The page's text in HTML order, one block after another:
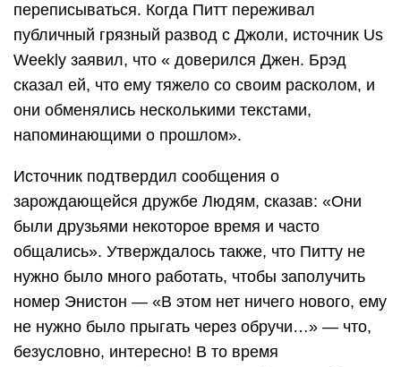
переписываться. Когда Питт переживал
публичный грязный развод с Джоли, источник Us
Weekly заявил, что « доверился Джен. Брэд
сказал ей, что ему тяжело со своим расколом, и
они обменялись несколькими текстами,
напоминающими о прошлом».
Источник подтвердил сообщения о
зарождающейся дружбе Людям, сказав: «Они
были друзьями некоторое время и часто
общались». Утверждалось также, что Питту не
нужно было много работать, чтобы заполучить
номер Энистон — «В этом нет ничего нового, ему
не нужно было прыгать через обручи…» — что,
безусловно, интересно! В то время